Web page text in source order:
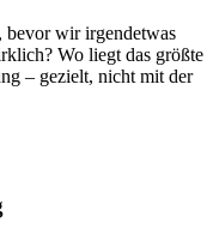
bevor wir irgendetwas
Wo liegt das größte
– gezielt, nicht mit der